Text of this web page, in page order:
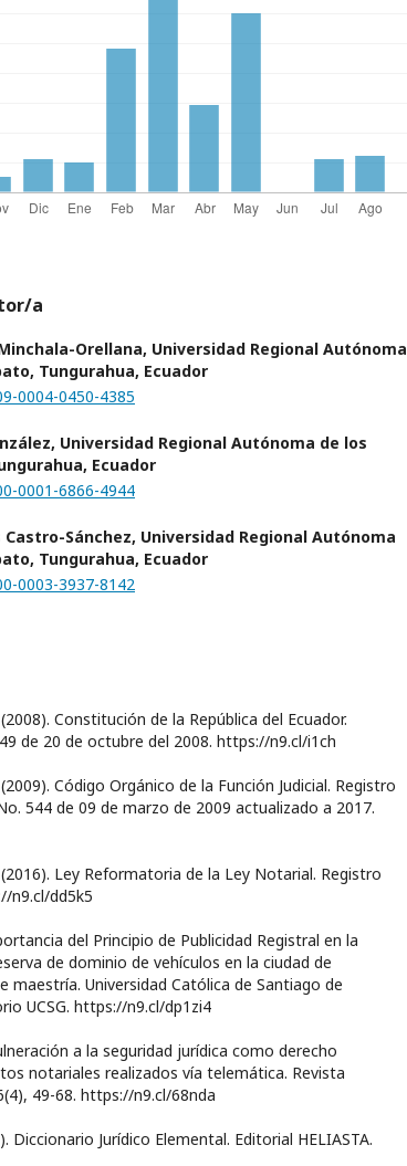
a
Orellana, Universidad Regional Autónoma
Tungurahua, Ecuador
0004-0450-4385
Universidad Regional Autónoma de los
Ecuador
0001-6866-4944
Castro-Sánchez, Universidad Regional Autónoma
Tungurahua, Ecuador
0003-3937-8142
Constitución de la República del Ecuador.
de 20 de octubre del 2008. https://n9.cl/i1ch
Código Orgánico de la Función Judicial. Registro
544 de 09 de marzo de 2009 actualizado a 2017.
Ley Reformatoria de la Ley Notarial. Registro
n9.cl/dd5k5
del Principio de Publicidad Registral en la
de dominio de vehículos en la ciudad de
maestría. Universidad Católica de Santiago de
UCSG. https://n9.cl/dp1zi4
a la seguridad jurídica como derecho
notariales realizados vía telemática. Revista
49-68. https://n9.cl/68nda
Diccionario Jurídico Elemental. Editorial HELIASTA.